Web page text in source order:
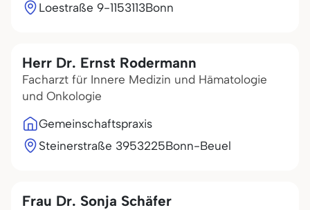
Loestraße 9-1153113Bonn
Herr Dr. Ernst Rodermann
Facharzt für Innere Medizin und Hämatologie
und Onkologie
Gemeinschaftspraxis
Steinerstraße 3953225Bonn-Beuel
Frau Dr. Sonja Schäfer